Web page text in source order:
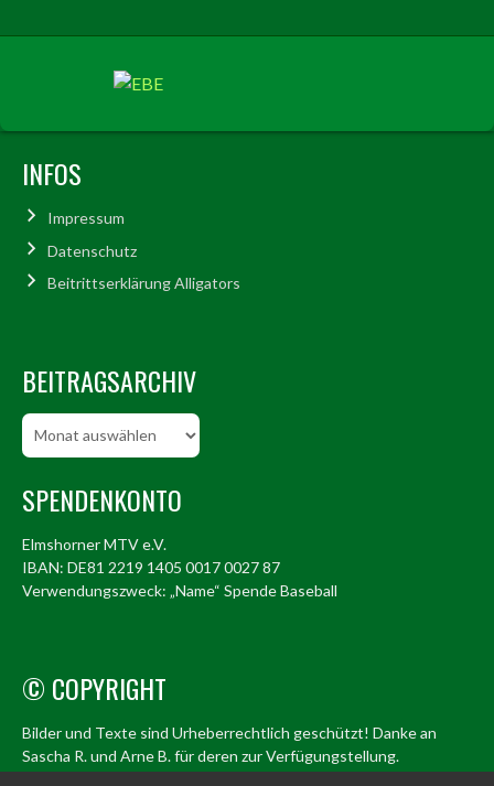
INFOS
Impressum
Datenschutz
Beitrittserklärung Alligators
BEITRAGSARCHIV
Beitragsarchiv
SPENDENKONTO
Elmshorner MTV e.V.
IBAN: DE81 2219 1405 0017 0027 87
Verwendungszweck: „Name“ Spende Baseball
© COPYRIGHT
Bilder und Texte sind Urheberrechtlich geschützt! Danke an
Sascha R. und Arne B. für deren zur Verfügungstellung.